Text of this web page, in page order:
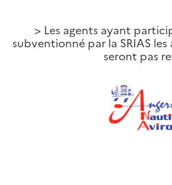
> Les agents ayant
subventionné par la SRIAS
seront pas